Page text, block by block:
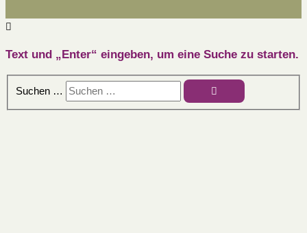
Text und „Enter“ eingeben, um eine Suche zu starten.
Suchen …